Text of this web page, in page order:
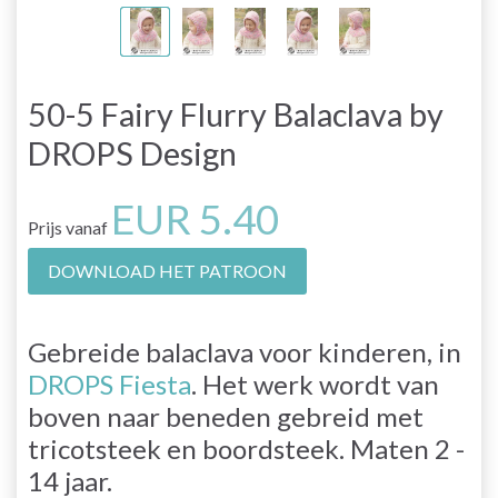
50-5 Fairy Flurry Balaclava by
DROPS Design
Prijs vanaf EUR 5.40
DOWNLOAD HET PATROON
Gebreide balaclava voor kinderen, in
DROPS Fiesta. Het werk wordt van
boven naar beneden gebreid met
tricotsteek en boordsteek. Maten 2 -
14 jaar.